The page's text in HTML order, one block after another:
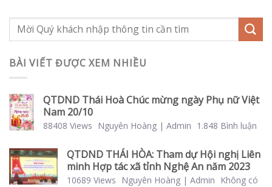
BÀI VIẾT ĐƯỢC XEM NHIỀU
QTDND Thái Hoà Chúc mừng ngày Phụ nữ Việt
Nam 20/10
88408 Views Nguyên Hoàng | Admin 1.848 Bình luận
QTDND THÁI HÒA: Tham dự Hội nghị Liên
minh Hợp tác xã tỉnh Nghệ An năm 2023
10689 Views Nguyên Hoàng | Admin
Không có